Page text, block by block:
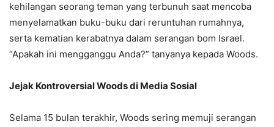
kehilangan seorang teman yang terbunuh saat mencoba
menyelamatkan buku-buku dari reruntuhan rumahnya,
serta kematian kerabatnya dalam serangan bom Israel.
“Apakah ini mengganggu Anda?” tanyanya kepada Woods.
Jejak Kontroversial Woods di Media Sosial
Selama 15 bulan terakhir, Woods sering memuji serangan